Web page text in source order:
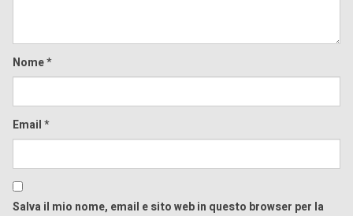
Nome*
Email*
Salva il mio nome, email e sito web in questo browser per la